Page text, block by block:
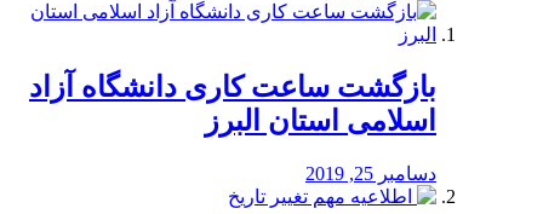
بازگشت ساعت کاری دانشگاه آزاد
اسلامی استان البرز
دسامبر 25, 2019